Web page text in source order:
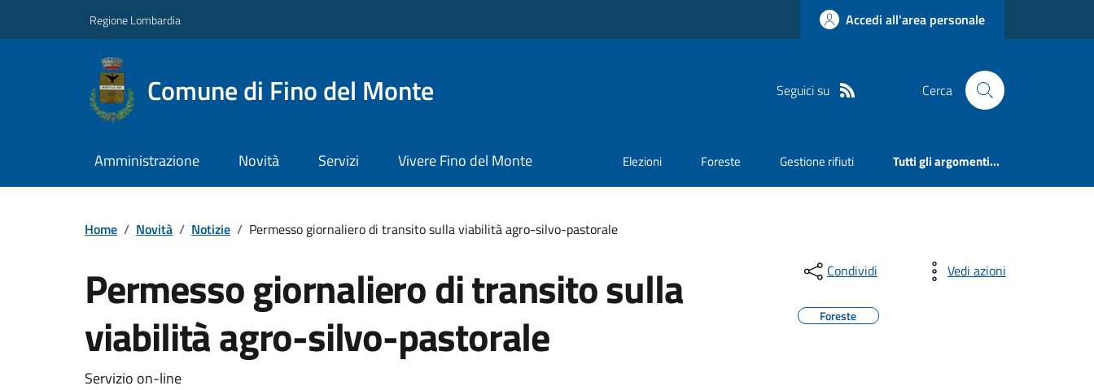
Regione Lombardia Accedi all'area personale
Comune di Fino del Monte Seguici su Cerca
Amministrazione Novità Servizi Vivere Fino del Monte Elezioni Foreste Gestione rifiuti Tutti gli argomenti...
Home / Novità / Notizie / Permesso giornaliero di transito sulla viabilità agro-silvo-pastorale
Permesso giornaliero di transito sulla
viabilità agro-silvo-pastorale
Servizio on-line
Condividi Vedi azioni
Foreste